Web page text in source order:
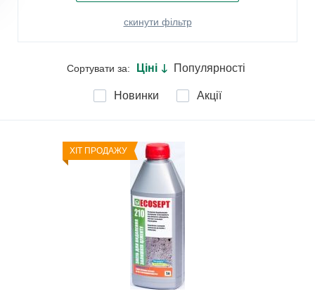
Сортувати за: Ціні 🡓 Популярності
Новинки Акції
ХІТ ПРОДАЖУ